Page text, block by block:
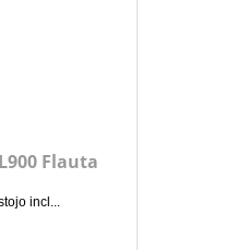
Flauta
incl...